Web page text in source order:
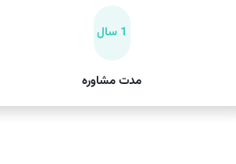
1 سال
مدت مشاوره